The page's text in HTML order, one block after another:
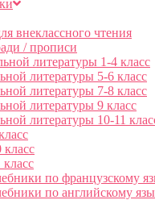
внеклассного чтения
/ прописи
литературы 1-4 класс
литературы 5-6 класс
литературы 7-8 класс
литературы 9 класс
литературы 10-11
по французскому
по английскому